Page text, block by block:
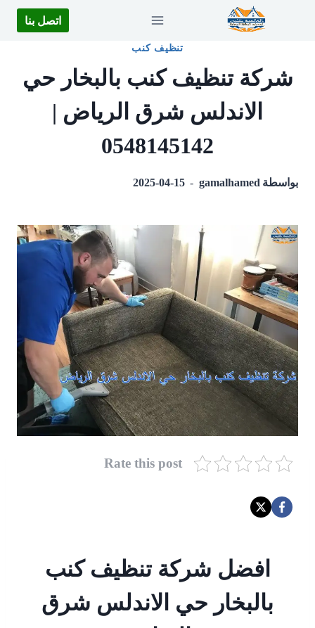
اتصل بنا
تنظيف كنب
شركة تنظيف كنب بالبخار حي
الاندلس شرق الرياض |
0548145142
بواسطة gamalhamed
2025-04-15
Rate this post
افضل شركة تنظيف كنب
بالبخار حي الاندلس شرق